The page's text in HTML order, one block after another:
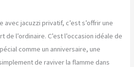
avec jacuzzi privatif, c’est s’offrir une
de l’ordinaire. C’est l’occasion idéale de
comme un anniversaire, une
de raviver la flamme dans